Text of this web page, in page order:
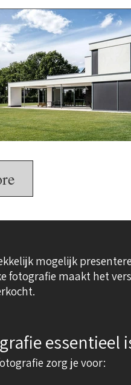
mogelijk
fotografie maakt het
essentieel
zorg je voor: